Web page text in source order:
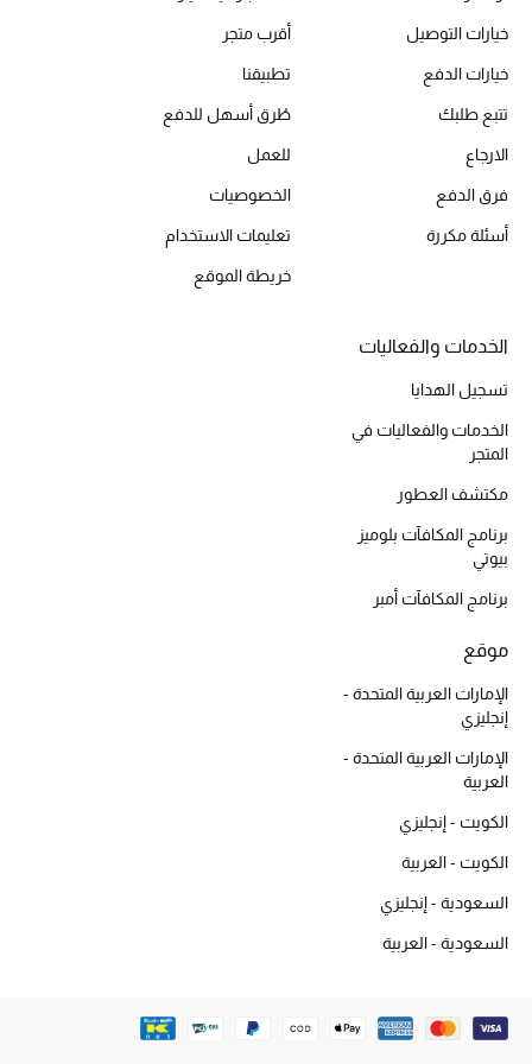
الموسم الجديد
ما وصل حديثاً
هدايا للأطفال
مستلزمات الأولاد (2 - 14 سنة)
تسوقوا التشكيلة
مستلزمات المنزل
عرض جميع المنتجات
الهدايا
أبرز المصممين
خيارات التوصيل
خيارات الدفع
تتبع طلبك
الارجاع
فرق الدفع
أسئلة مكررة
أقرب متجر
تطبيقنا
طُرق أسهل للدفع
للعمل
الخصوصيات
تعليمات الاستخدام
خريطة الموقع
الخدمات والفعاليات
تسجيل الهدايا
الخدمات والفعاليات في
المتجر
مكتشف العطور
برنامج المكافآت بلوميز
بيوتي
برنامج المكافآت أمبر
موقع
الإمارات العربية المتحدة -
إنجليزي
الإمارات العربية المتحدة -
العربية
الكويت - إنجليزي
الكويت - العربية
السعودية - إنجليزي
السعودية - العربية